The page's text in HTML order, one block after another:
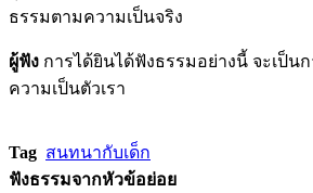
ธรรมตามความเป็นจริง
ผู้ฟัง การได้ยินได้ฟังธรรมอย่างนี้ จะเป็น
ความเป็นตัวเรา
Tag สนทนากับเด็ก
ฟังธรรมจากหัวข้อย่อย